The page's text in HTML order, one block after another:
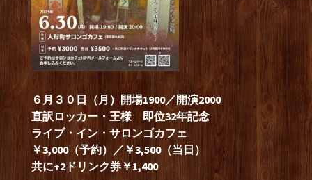
６月３０日（月）開場1900／開演2000
直訳ロッカー・王様 即位32年記念
ライブ・イン・サロンゴカフェ
￥3,000（予約）／￥3,500（当日）
共に+2ドリンク券￥1,400